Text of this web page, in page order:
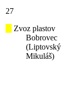
27
Zvoz plastov
Bobrovec
(Liptovský
Mikuláš)